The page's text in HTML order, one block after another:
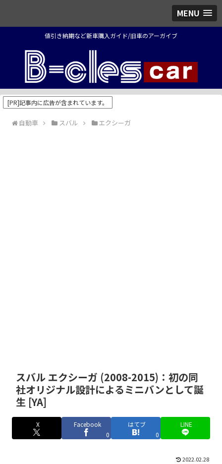
MENU
値引き納期など新車購入ガイド/旧車のアーガイブ
[PR]記事内に広告が含まれています。
自動車 スバル エクシーガ
スバル エクシーガ (2008-2015)：初の同
社オリジナル設計によるミニバンとして誕
生 [YA]
X
Facebook
0
はてブ
0
LINE
2022.02.28